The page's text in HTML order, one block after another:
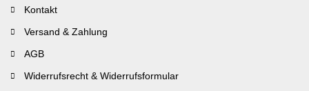
Kontakt
Versand & Zahlung
AGB
Widerrufsrecht & Widerrufsformular